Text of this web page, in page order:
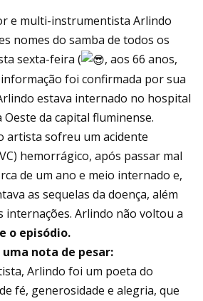
e multi-instrumentista Arlindo
nomes do samba de todos os
sexta-feira (
, aos 66 anos,
informação foi confirmada por sua
estava internado no hospital
Oeste da capital fluminense.
artista sofreu um acidente
hemorrágico, após passar mal
de um ano e meio internado e,
as sequelas da doença, além
internações. Arlindo não voltou a
o episódio.
nota de pesar:
Arlindo foi um poeta do
fé, generosidade e alegria, que